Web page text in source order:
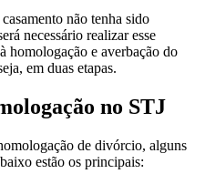
não tenha sido
necessário realizar esse
homologação e averbação do
em duas etapas.
no STJ
de divórcio, alguns
estão os principais: